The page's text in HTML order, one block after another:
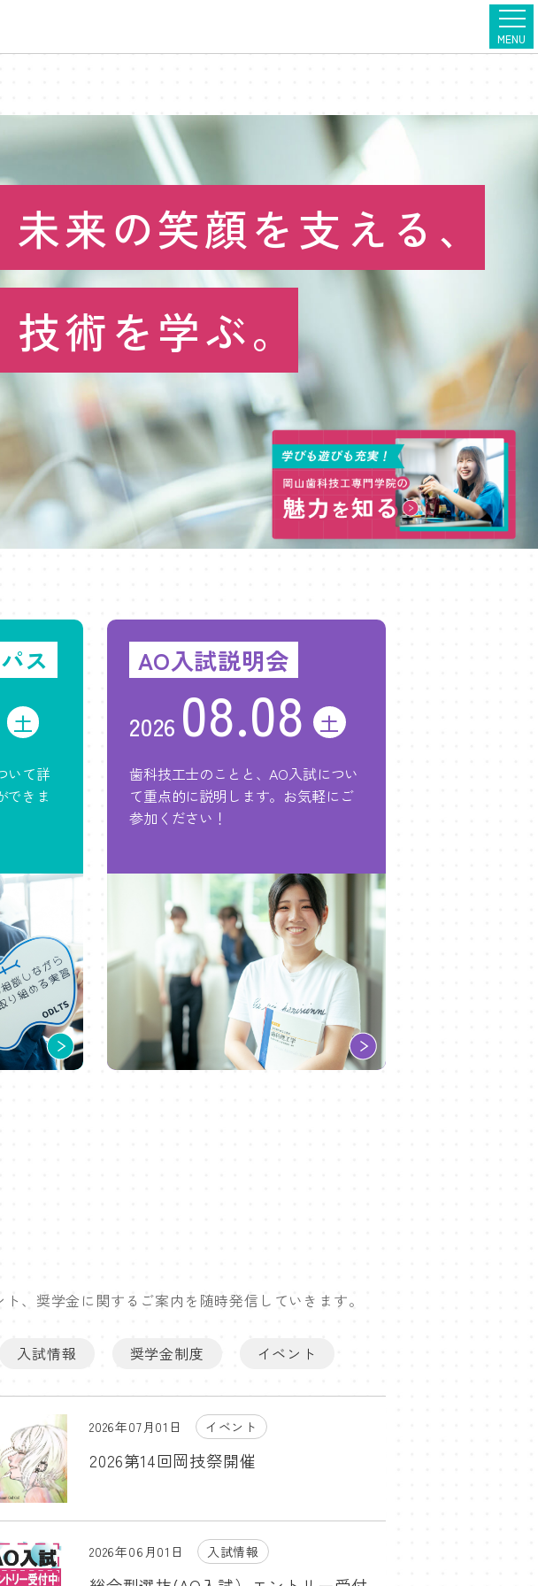
未来の笑顔を支える、
技術を学ぶ。
ス
土
いて詳
できま
AO入試説明会
2026 08.08 土
歯科技工士のことと、AO入試につい
て重点的に説明します。お気軽にご
参加ください！
、奨学金に関するご案内を随時発信していきます。
入試情報 奨学金制度 イベント
2026年07月01日 イベント
2026第14回岡技祭開催
2026年06月01日 入試情報